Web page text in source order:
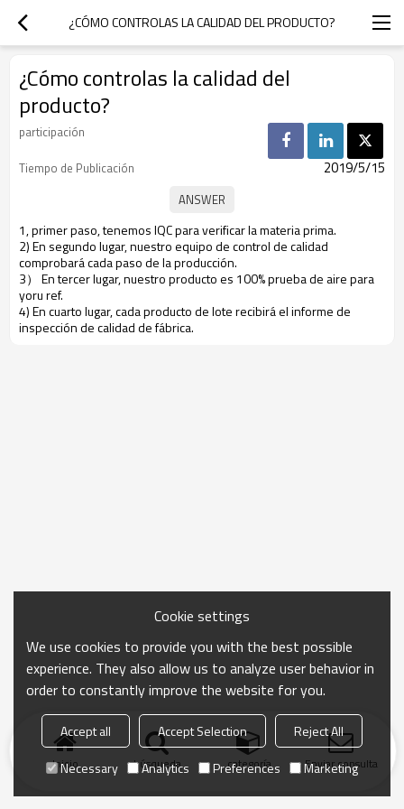
¿CÓMO CONTROLAS LA CALIDAD DEL PRODUCTO?
¿Cómo controlas la calidad del
producto?
participación
Tiempo de Publicación
2019/5/15
1, primer paso, tenemos IQC para verificar la materia prima.
2) En segundo lugar, nuestro equipo de control de calidad
comprobará cada paso de la producción.
3） En tercer lugar, nuestro producto es 100% prueba de aire para
yoru ref.
4) En cuarto lugar, cada producto de lote recibirá el informe de
inspección de calidad de fábrica.
Inicio búsqueda categoría Enviar consulta
Cookie settings
We use cookies to provide you with the best possible
experience. They also allow us to analyze user behavior in
order to constantly improve the website for you.
Accept all Accept Selection
Reject All
Necessary
Analytics Preferences Marketing